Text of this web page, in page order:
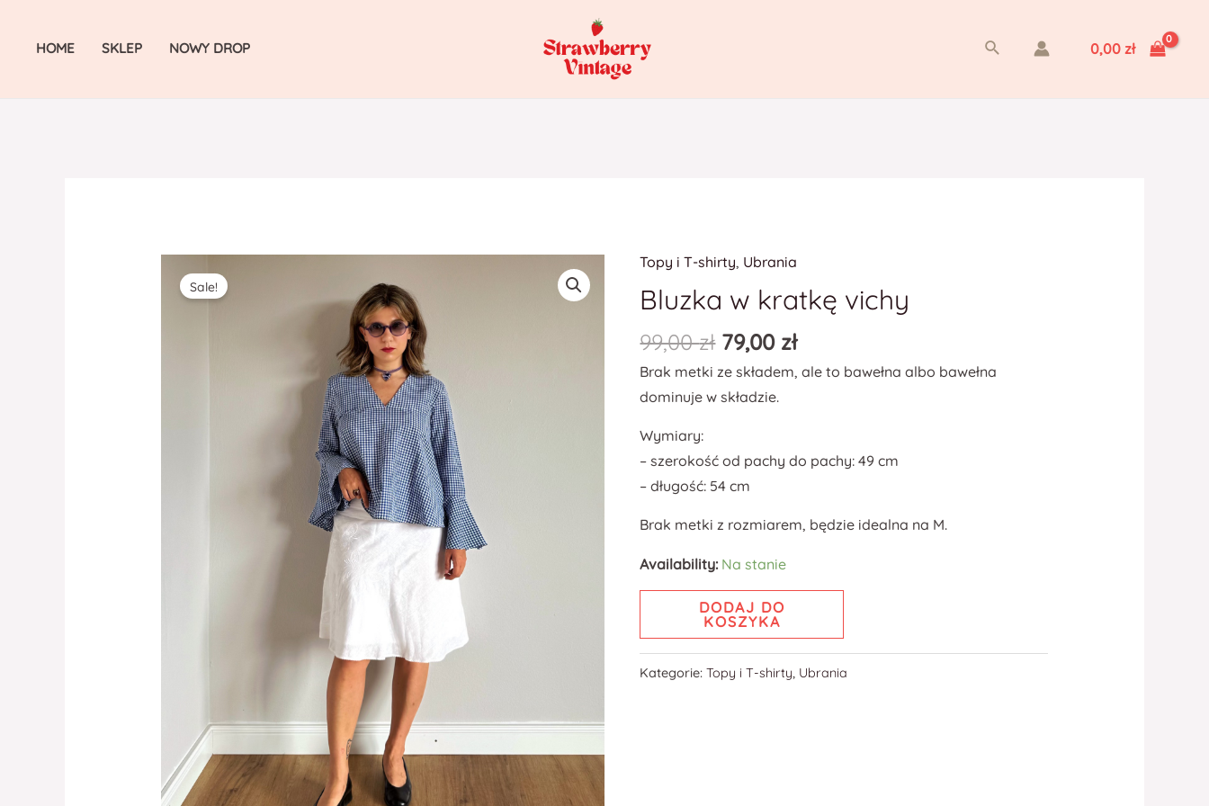
HOME SKLEP NOWY DROP Szukaj 0,00 zł
Sale!
Topy i T-shirty, Ubrania
Bluzka w kratkę vichy
99,00zł 79,00 zł
Brak metki ze składem, ale to bawełna albo bawełna
dominuje w składzie.
Wymiary:
– szerokość od pachy do pachy: 49 cm
– długość: 54 cm
Brak metki z rozmiarem, będzie idealna na M.
Availability: Na stanie
ilość
Bluzka
kratkę
vichy
DODAJ DO
KOSZYKA
Kategorie:Topy i T-shirty, Ubrania